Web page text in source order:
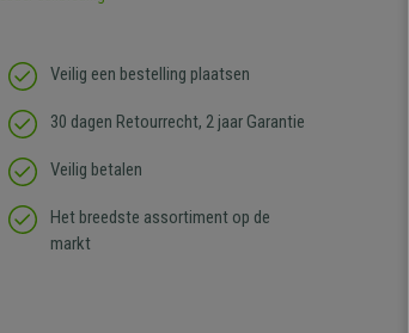
Veilig een bestelling plaatsen
30 dagen Retourrecht, 2 jaar Garantie
Veilig betalen
Het breedste assortiment op de
markt